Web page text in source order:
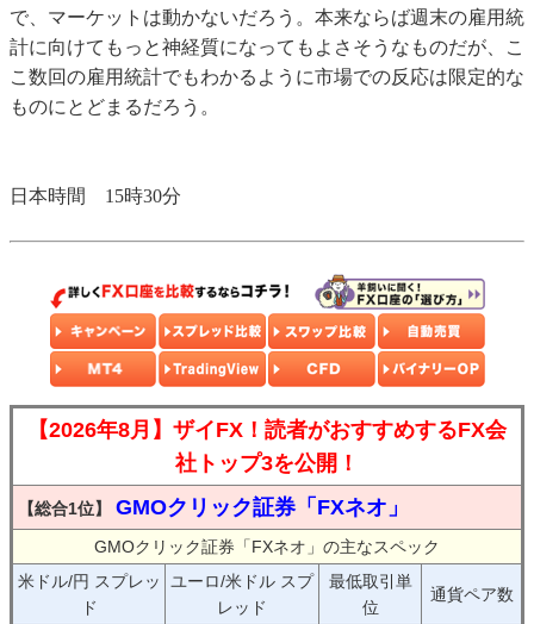
で、マーケットは動かないだろう。本来ならば週末の雇用統
計に向けてもっと神経質になってもよさそうなものだが、こ
こ数回の雇用統計でもわかるように市場での反応は限定的な
ものにとどまるだろう。
日本時間 15時30分
【2026年8月】ザイFX！読者がおすすめするFX会
社トップ3を公開！
【総合1位】 GMOクリック証券「FXネオ」
GMOクリック証券「FXネオ」の主なスペック
米ドル/円 スプレッ
ド
ユーロ/米ドル スプ
レッド
最低取引単
位
通貨ペア数